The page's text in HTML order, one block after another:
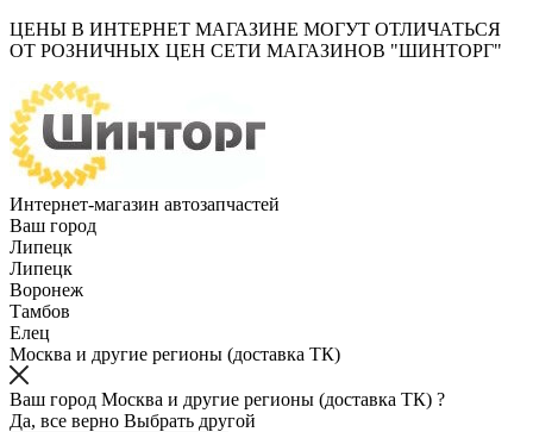
ЦЕНЫ В ИНТЕРНЕТ МАГАЗИНЕ МОГУТ ОТЛИЧАТЬСЯ
ОТ РОЗНИЧНЫХ ЦЕН СЕТИ МАГАЗИНОВ "ШИНТОРГ"
Интернет-магазин автозапчастей
Ваш город
Липецк
Липецк
Воронеж
Тамбов
Елец
Москва и другие регионы (доставка ТК)
Ваш город Москва и другие регионы (доставка ТК) ?
Да, все верно Выбрать другой